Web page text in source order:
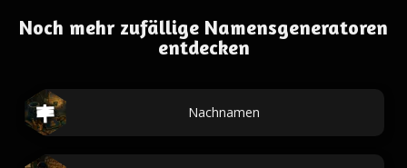
Noch mehr zufällige Namensgeneratoren
entdecken
Nachnamen